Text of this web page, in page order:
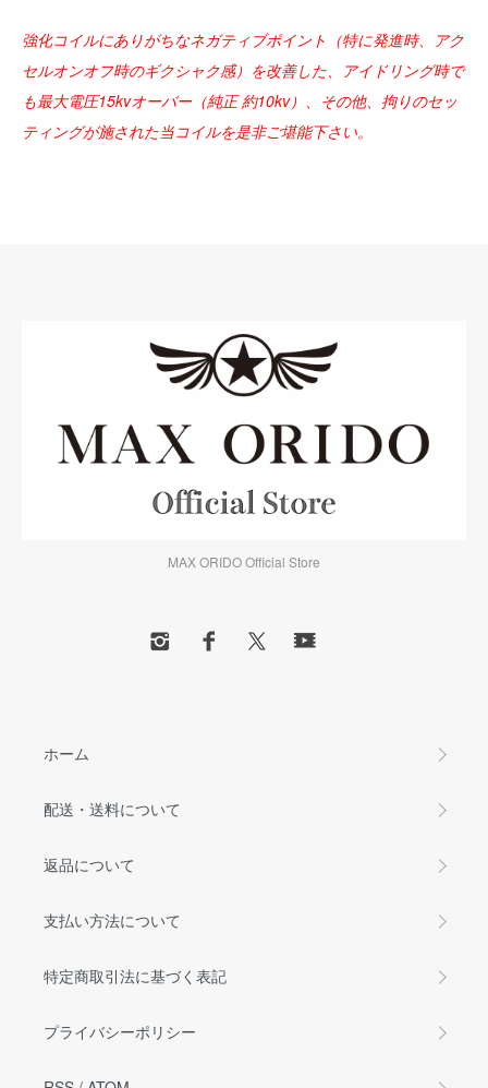
強化コイルにありがちなネガティブポイント（特に発進時、アク
セルオンオフ時のギクシャク感）を改善した、アイドリング時で
も最大電圧15kvオーバー（純正 約10kv）、その他、拘りのセッ
ティングが施された当コイルを是非ご堪能下さい。
MAX ORIDO Official Store
ホーム
配送・送料について
返品について
支払い方法について
特定商取引法に基づく表記
プライバシーポリシー